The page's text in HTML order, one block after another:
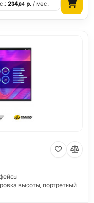
234,84 р./ мес.
высоты, портретный